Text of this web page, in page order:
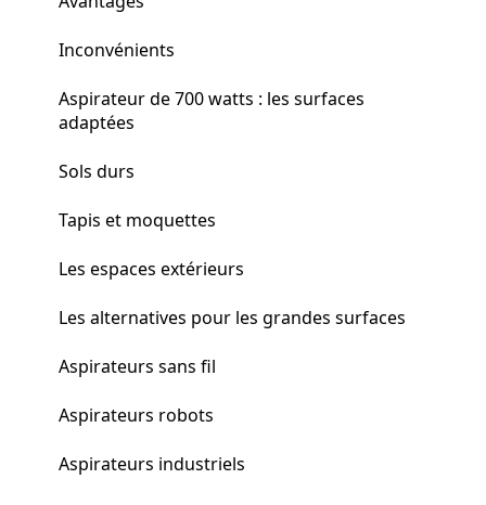
Inconvénients
Aspirateur de 700 watts : les surfaces
adaptées
Sols durs
Tapis et moquettes
Les espaces extérieurs
Les alternatives pour les grandes surfaces
Aspirateurs sans fil
Aspirateurs robots
Aspirateurs industriels